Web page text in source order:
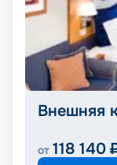
Внешняя
от 118 140